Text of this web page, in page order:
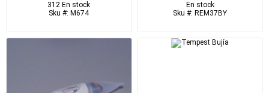
312 En stock
Sku #: M674
En stock
Sku #: REM37BY